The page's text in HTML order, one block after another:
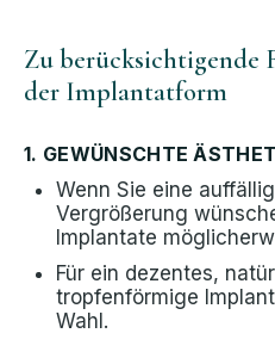
Zu berücksichtigende
der Implantatform
1. GEWÜNSCHTE
Wenn Sie eine
Vergrößerung
Implantate
Für ein dezentes,
tropfenförmige
Wahl.